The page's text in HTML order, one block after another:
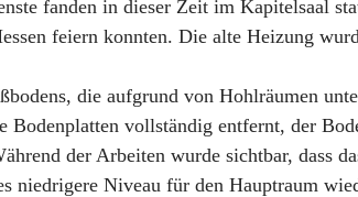
fanden in dieser Zeit im Kapitelsaal
feiern konnten. Die alte Heizung
die aufgrund von Hohlräumen
vollständig entfernt, der
der Arbeiten wurde sichtbar,
niedrigere Niveau für den Hauptraum